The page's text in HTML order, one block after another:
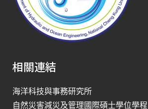
相關連結
海洋科技與事務研究所
自然災害減災及管理國際碩士學位學程